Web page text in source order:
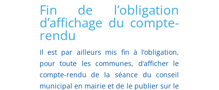
Fin de l’obligation
d’affichage du compte-
rendu
Il est par ailleurs mis fin à l’obligation,
pour toute les communes, d’afficher le
compte-rendu de la séance du conseil
municipal en mairie et de le publier sur le